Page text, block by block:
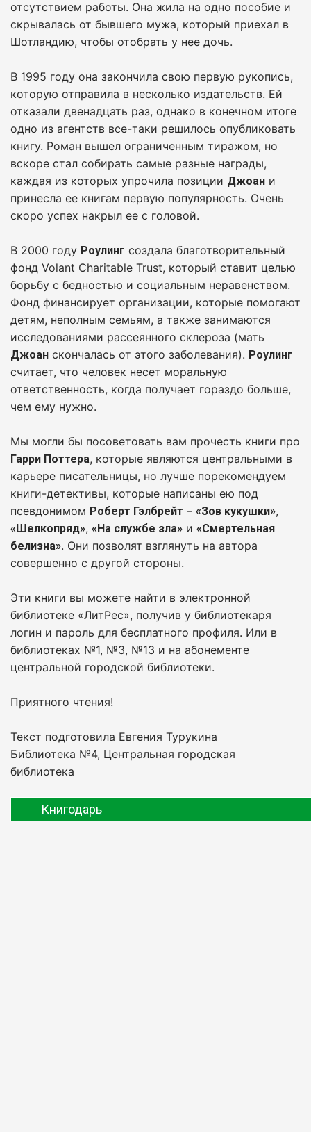
отсутствием работы. Она жила на одно пособие и
скрывалась от бывшего мужа, который приехал в
Шотландию, чтобы отобрать у нее дочь.
В 1995 году она закончила свою первую рукопись,
которую отправила в несколько издательств. Ей
отказали двенадцать раз, однако в конечном итоге
одно из агентств все-таки решилось опубликовать
книгу. Роман вышел ограниченным тиражом, но
вскоре стал собирать самые разные награды,
каждая из которых упрочила позиции Джоан и
принесла ее книгам первую популярность. Очень
скоро успех накрыл ее с головой.
В 2000 году Роулинг создала благотворительный
фонд Volant Charitable Trust, который ставит целью
борьбу с бедностью и социальным неравенством.
Фонд финансирует организации, которые помогают
детям, неполным семьям, а также занимаются
исследованиями рассеянного склероза (мать
Джоан скончалась от этого заболевания). Роулинг
считает, что человек несет моральную
ответственность, когда получает гораздо больше,
чем ему нужно.
Мы могли бы посоветовать вам прочесть книги про
Гарри Поттера, которые являются центральными в
карьере писательницы, но лучше порекомендуем
книги-детективы, которые написаны ею под
псевдонимом Роберт Гэлбрейт – «Зов кукушки»,
«Шелкопряд», «На службе зла» и «Смертельная
белизна». Они позволят взглянуть на автора
совершенно с другой стороны.
Эти книги вы можете найти в электронной
библиотеке «ЛитРес», получив у библиотекаря
логин и пароль для бесплатного профиля. Или в
библиотеках №1, №3, №13 и на абонементе
центральной городской библиотеки.
Приятного чтения!
Текст подготовила Евгения Турукина
Библиотека №4, Центральная городская
библиотека
Книгодарь